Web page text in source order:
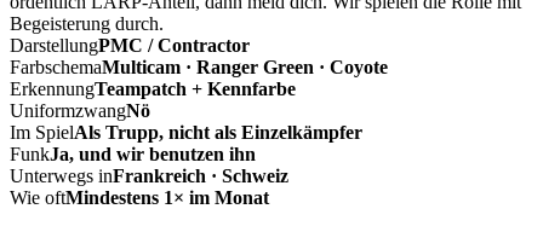
Begeisterung durch.
DarstellungPMC / Contractor
FarbschemaMulticam · Ranger Green · Coyote
ErkennungTeampatch + Kennfarbe
UniformzwangNö
Im SpielAls Trupp, nicht als Einzelkämpfer
FunkJa, und wir benutzen ihn
Unterwegs inFrankreich · Schweiz
Wie oftMindestens 1× im Monat